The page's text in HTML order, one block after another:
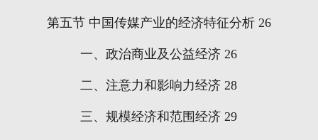
第五节 中国传媒产业的经济特征分析26
一、政治商业及公益经济 26
二、注意力和影响力经济 28
三、规模经济和范围经济 29